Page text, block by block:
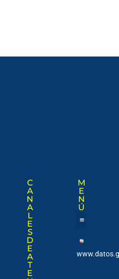
C
A
N
A
L
E
S
D
E
A
T
E
M
E
N
Ú